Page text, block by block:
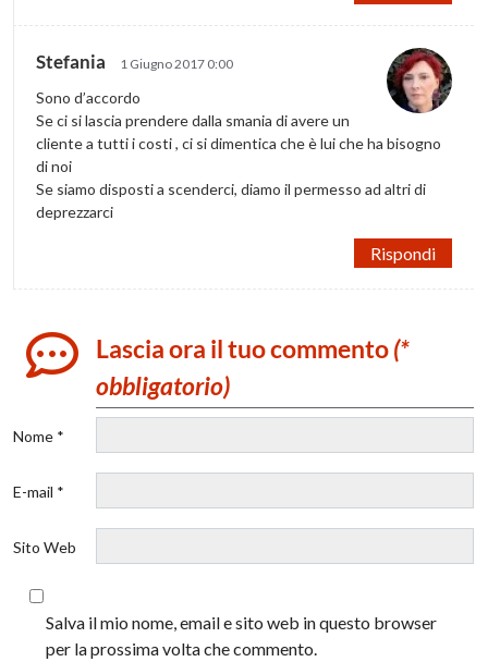
Stefania 1 Giugno 2017 0:00
Sono d’accordo
Se ci si lascia prendere dalla smania di avere un
cliente a tutti i costi , ci si dimentica che è lui che ha bisogno
di noi
Se siamo disposti a scenderci, diamo il permesso ad altri di
deprezzarci
Rispondi
Lascia ora il tuo commento(*
obbligatorio)
Nome *
E-mail *
Sito Web
Salva il mio nome, email e sito web in questo browser
per la prossima volta che commento.